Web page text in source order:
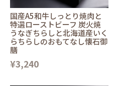
国産A5和牛しっとり焼肉と
特選ローストビーフ 炭火焼
うなぎちらしと北海道産いく
らちらしのおもてなし懐石御
膳
¥3,240